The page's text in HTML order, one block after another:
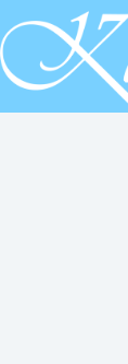
al
contenido